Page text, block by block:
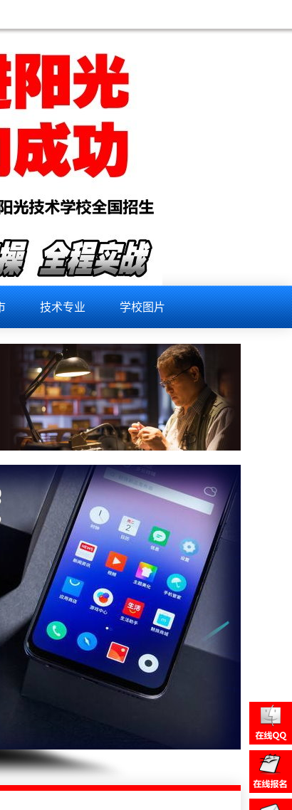
修培训,电脑维修基础培训,专业电脑维修培训,电脑维修培训学
技术专业 学校图片